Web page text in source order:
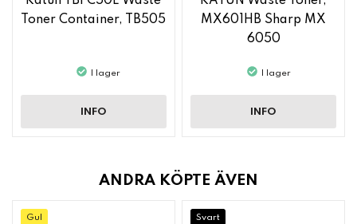
Toner Container, TB505
I lager
INFO
MX601HB Sharp MX
6050
I lager
INFO
ANDRA KÖPTE ÄVEN
Gul Svart